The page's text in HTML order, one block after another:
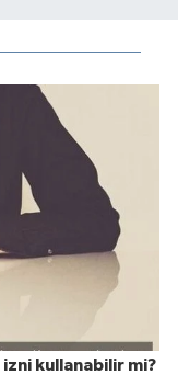
izni kullanabilir mi?